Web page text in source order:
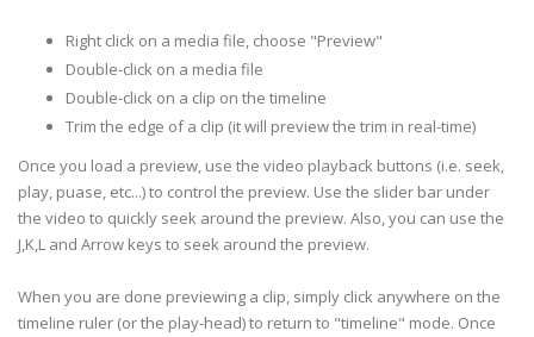
Right click on a media file, choose "Preview"
Double-click on a media file
Double-click on a clip on the timeline
Trim the edge of a clip (it will preview the trim in real-time)
Once you load a preview, use the video playback buttons (i.e. seek,
play, puase, etc...) to control the preview. Use the slider bar under
the video to quickly seek around the preview. Also, you can use the
J,K,L and Arrow keys to seek around the preview.
When you are done previewing a clip, simply click anywhere on the
timeline ruler (or the play-head) to return to "timeline" mode. Once